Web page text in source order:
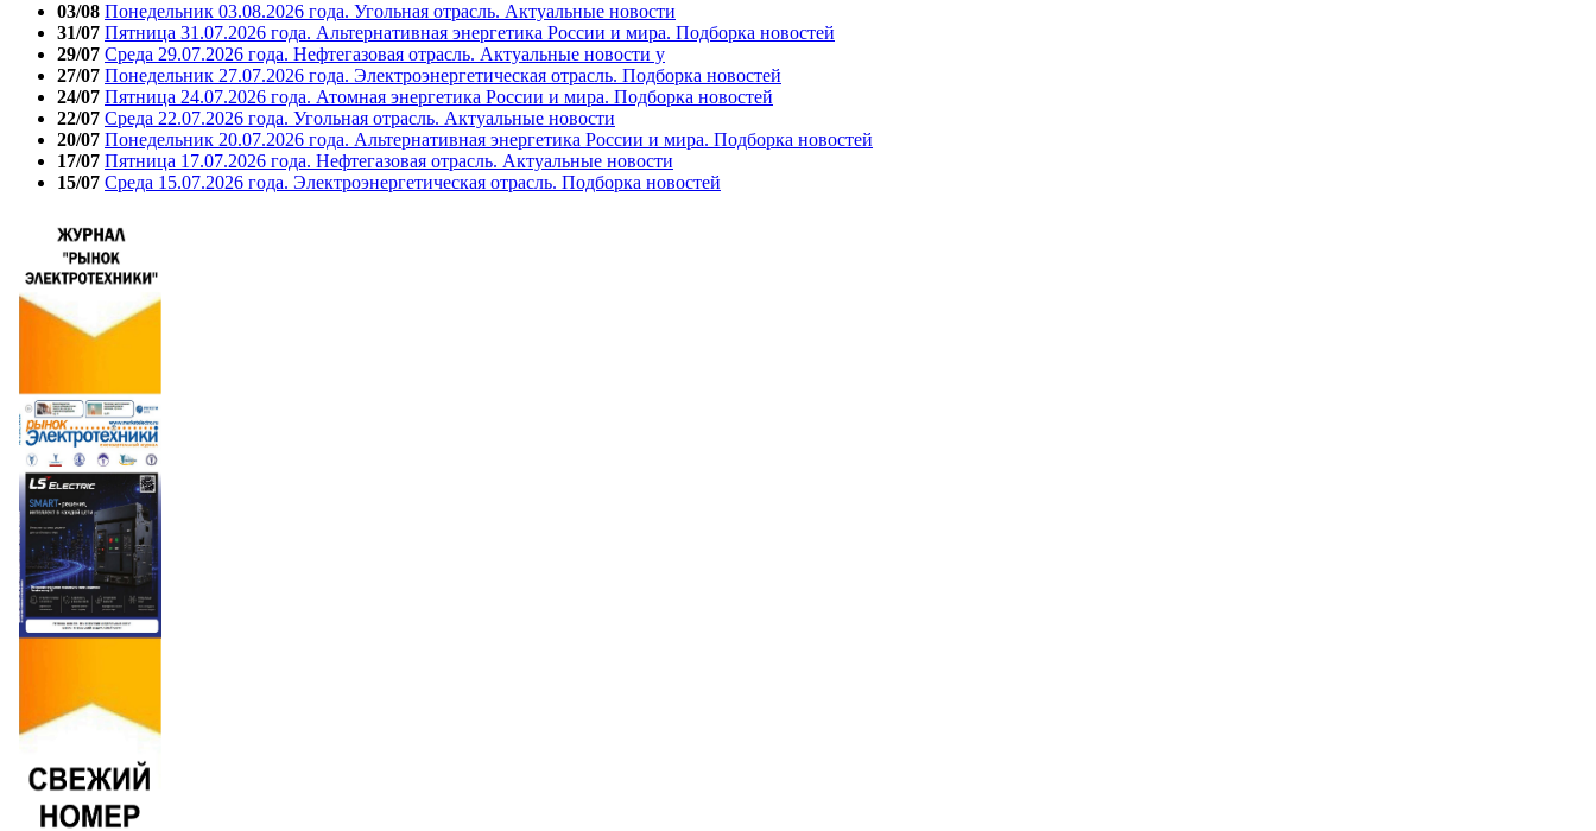
03/08 Понедельник 03.08.2026 года. Угольная отрасль. Актуальные новости
31/07 Пятница 31.07.2026 года. Альтернативная энергетика России и мира. Подборка новостей
29/07 Среда 29.07.2026 года. Нефтегазовая отрасль. Актуальные новости у
27/07 Понедельник 27.07.2026 года. Электроэнергетическая отрасль. Подборка новостей
24/07 Пятница 24.07.2026 года. Атомная энергетика России и мира. Подборка новостей
22/07 Среда 22.07.2026 года. Угольная отрасль. Актуальные новости
20/07 Понедельник 20.07.2026 года. Альтернативная энергетика России и мира. Подборка новостей
17/07 Пятница 17.07.2026 года. Нефтегазовая отрасль. Актуальные новости
15/07 Среда 15.07.2026 года. Электроэнергетическая отрасль. Подборка новостей